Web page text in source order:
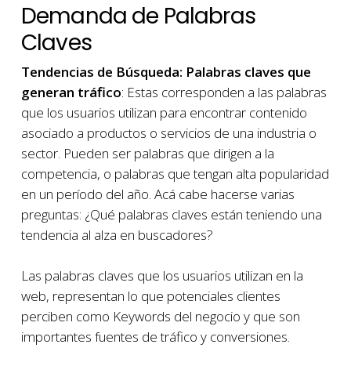
Demanda de Palabras
Claves
Tendencias de Búsqueda: Palabras claves que
generan tráfico: Estas corresponden a las palabras
que los usuarios utilizan para encontrar contenido
asociado a productos o servicios de una industria o
sector. Pueden ser palabras que dirigen a la
competencia, o palabras que tengan alta popularidad
en un período del año. Acá cabe hacerse varias
preguntas: ¿Qué palabras claves están teniendo una
tendencia al alza en buscadores?
Las palabras claves que los usuarios utilizan en la
web, representan lo que potenciales clientes
perciben como Keywords del negocio y que son
importantes fuentes de tráfico y conversiones.